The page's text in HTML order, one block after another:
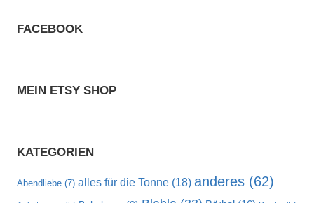
FACEBOOK
MEIN ETSY SHOP
KATEGORIEN
Abendliebe (7) alles für die Tonne (18) anderes (62)